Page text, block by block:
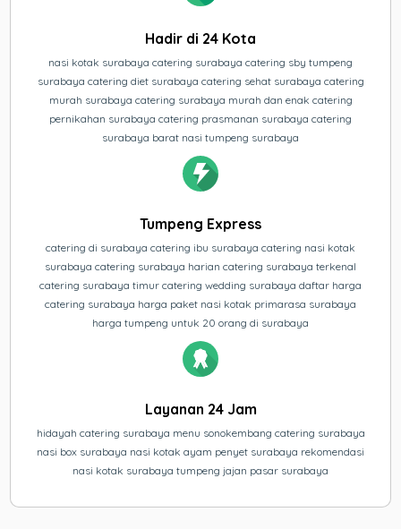
Hadir di 24 Kota
nasi kotak surabaya catering surabaya catering sby tumpeng
surabaya catering diet surabaya catering sehat surabaya catering
murah surabaya catering surabaya murah dan enak catering
pernikahan surabaya catering prasmanan surabaya catering
surabaya barat nasi tumpeng surabaya
Tumpeng Express
catering di surabaya catering ibu surabaya catering nasi kotak
surabaya catering surabaya harian catering surabaya terkenal
catering surabaya timur catering wedding surabaya daftar harga
catering surabaya harga paket nasi kotak primarasa surabaya
harga tumpeng untuk 20 orang di surabaya
Layanan 24 Jam
hidayah catering surabaya menu sonokembang catering surabaya
nasi box surabaya nasi kotak ayam penyet surabaya rekomendasi
nasi kotak surabaya tumpeng jajan pasar surabaya